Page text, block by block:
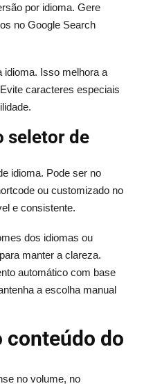
por idioma. Gere
no Google Search
idioma. Isso melhora a
caracteres especiais
seletor de
idioma. Pode ser no
ou customizado no
e consistente.
dos idiomas ou
manter a clareza.
automático com base
a escolha manual
conteúdo do
no volume, no